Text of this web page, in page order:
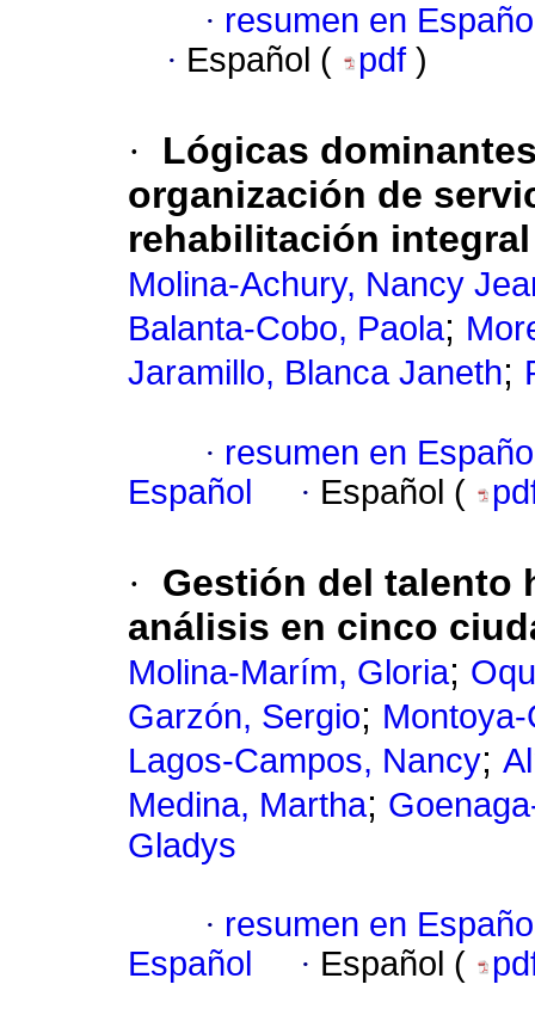
· resumen en
· Español ( pdf )
·
Lógicas
organización de
rehabilitación integral
Molina-Achury, Nancy
Balanta-Cobo, Paola;
Jaramillo, Blanca Janeth;
· resumen en
Español
· Español (
·
Gestión del talento
análisis en cinco
Molina-Marím, Gloria;
Garzón, Sergio;
Lagos-Campos, Nancy;
Medina, Martha;
Gladys
· resumen en
Español
· Español (